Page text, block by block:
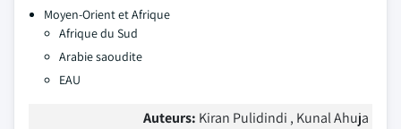
Moyen-Orient et Afrique
Afrique du Sud
Arabie saoudite
EAU
Auteurs: Kiran Pulidindi , Kunal Ahuja